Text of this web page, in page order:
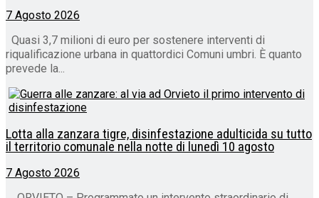
7 Agosto 2026
Quasi 3,7 milioni di euro per sostenere interventi di
riqualificazione urbana in quattordici Comuni umbri. È quanto
prevede la...
Lotta alla zanzara tigre, disinfestazione adulticida su tutto
il territorio comunale nella notte di lunedì 10 agosto
7 Agosto 2026